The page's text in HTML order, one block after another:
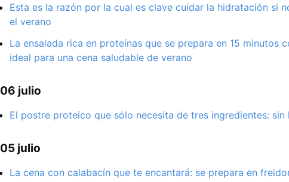
Esta es la razón por la cual es clave cuidar la hidratación si
el verano
La ensalada rica en proteínas que se prepara en 15 minutos
ideal para una cena saludable de verano
06 julio
El postre proteico que sólo necesita de tres ingredientes: sin
05 julio
La cena con calabacín que te encantará: se prepara en